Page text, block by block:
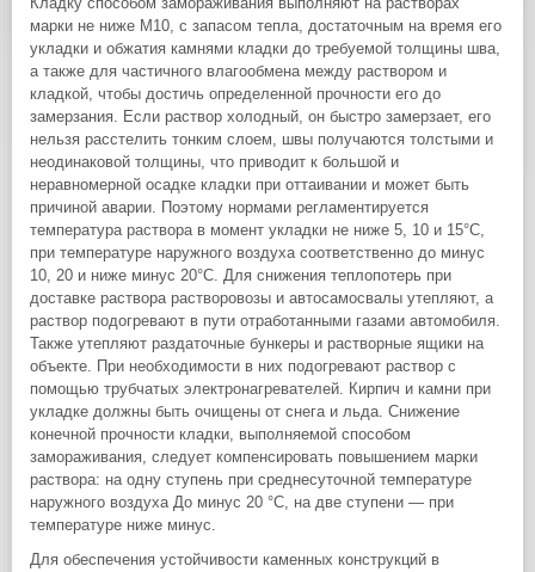
марки не ниже М10, с запасом тепла, достаточным на время его
укладки и обжатия камнями кладки до требуемой толщины шва,
а также для частичного влагообмена между раствором и
кладкой, чтобы достичь определенной прочности его до
замерзания. Если раствор холодный, он быстро замерзает, его
нельзя расстелить тонким слоем, швы получаются толстыми и
неодинаковой толщины, что приводит к большой и
неравномерной осадке кладки при оттаивании и может быть
причиной аварии. Поэтому нормами регламентируется
температура раствора в момент укладки не ниже 5, 10 и 15°С,
при температуре наружного воздуха соответственно до минус
10, 20 и ниже минус 20°С. Для снижения теплопотерь при
доставке раствора растворовозы и автосамосвалы утепляют, а
раствор подогревают в пути отработанными газами автомобиля.
Также утепляют раздаточные бункеры и растворные ящики на
объекте. При необходимости в них подогревают раствор с
помощью трубчатых электронагревателей. Кирпич и камни при
укладке должны быть очищены от снега и льда. Снижение
конечной прочности кладки, выполняемой способом
замораживания, следует компенсировать повышением марки
раствора: на одну ступень при среднесуточной температуре
наружного воздуха До минус 20 °С, на две ступени — при
температуре ниже минус.
Для обеспечения устойчивости каменных конструкций в